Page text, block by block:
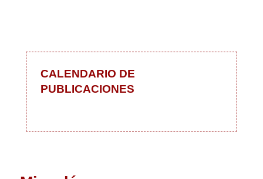
CALENDARIO DE
PUBLICACIONES